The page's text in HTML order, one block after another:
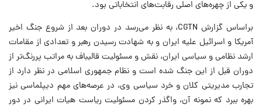
و یکی از چهره‌های اصلی رقابت‌های انتخاباتی بود.
براساس گزارش CGTN، به نظر می‌رسد در دوران بعد از شروع جنگ اخیر
آمریکا و اسرائیل علیه ایران و به شهادت رسیدن رهبر و تعدادی از مقامات
ارشد نظامی و سیاسی ایران، نقش و مسئولیت قالیباف به مراتب پررنگ‌تر از
دوران قبل از این جنگ شده است و نظام جمهوری اسلامی در نظر دارد از
تجارب مدیریتی کلان و خرد سیاسی وی، در عرصه‌های مهم دیپلماسی نیز
بهره ببرد که نمونه آن، واگذر کردن مسئولیت ریاست هیات ایرانی در دور